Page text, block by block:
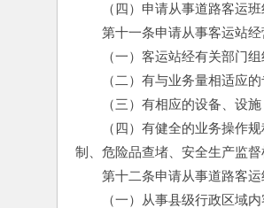
（四）申请从事道路客运班
第十一条申请从事客运站经
（一）客运站经有关部门组
（二）有与业务量相适应的
（三）有相应的设备、设施
（四）有健全的业务操作规
制、危险品查堵、安全生产监督
第十二条申请从事道路客运
（一）从事县级行政区域内